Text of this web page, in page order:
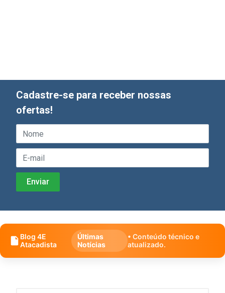
Cadastre-se para receber nossas
ofertas!
Blog 4E
Atacadista
Últimas
Notícias
• Conteúdo técnico e
atualizado.